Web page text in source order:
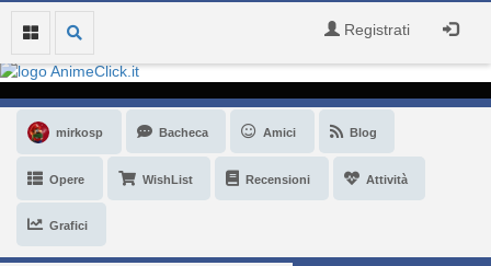
Registrati
mirkosp Bacheca Amici Blog
Opere WishList Recensioni Attività
Grafici